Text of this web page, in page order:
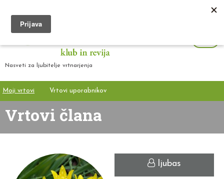
Nasveti za ljubitelje vrtnarjenja
Moji vrtovi Vrtovi uporabnikov
Vrtovi člana
ljubas